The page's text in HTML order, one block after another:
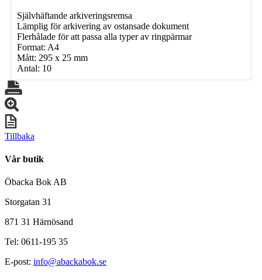
Självhäftande arkiveringsremsa
Lämplig för arkivering av ostansade dokument
Flerhålade för att passa alla typer av ringpärmar
Format: A4
Mått: 295 x 25 mm
Antal: 10
Tillbaka
Vår butik
Öbacka Bok AB
Storgatan 31
871 31 Härnösand
Tel: 0611-195 35
E-post: info@abackabok.se